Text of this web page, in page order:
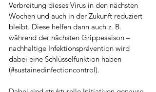
Verbreitung dieses Virus in den nächsten
Wochen und auch in der Zukunft reduziert
bleibt. Diese helfen dann auch z. B.
während der nächsten Grippesaison –
nachhaltige Infektions­prävention wird
dabei eine Schlüsselfunktion haben
(#sustainedinfectioncontrol).